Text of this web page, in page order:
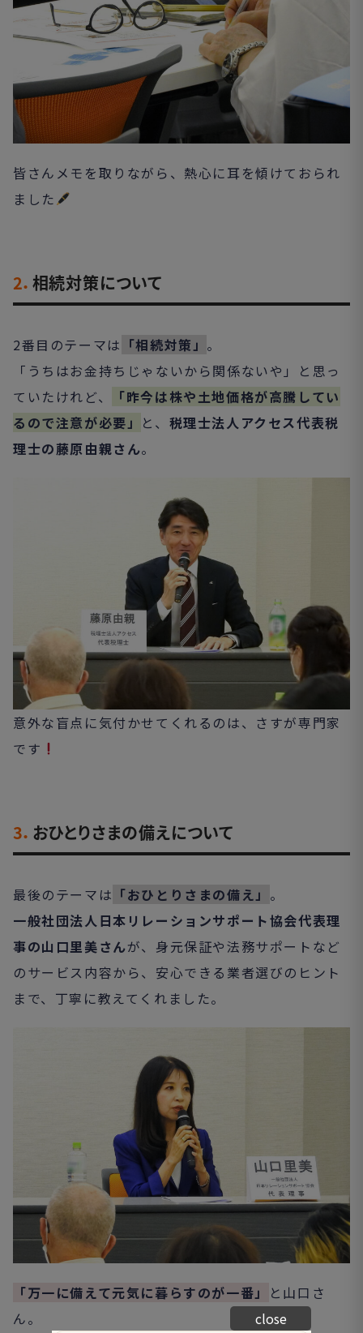
皆さんメモを取りながら、熱心に耳を傾けておられ
ました
2． 相続対策について
2番目のテーマは 「相続対策」 。
「うちはお金持ちじゃないから関係ないや」と思っ
ていたけれど、
「昨今は株や土地価格が高騰してい
るので注意が必要」 と、 税理士法人アクセス代表税
理士の藤原由親さん。
意外な盲点に気付かせてくれるのは、さすが専門家
です
3． おひとりさまの備えについて
最後のテーマは 「おひとりさまの備え」 。
一般社団法人日本リレーションサポート協会代表理
事の山口里美さんが、身元保証や法務サポートなど
のサービス内容から、安心できる業者選びのヒント
まで、丁寧に教えてくれました。
「万一に備えて元気に暮らすのが一番」
と山口さ
ん。
close